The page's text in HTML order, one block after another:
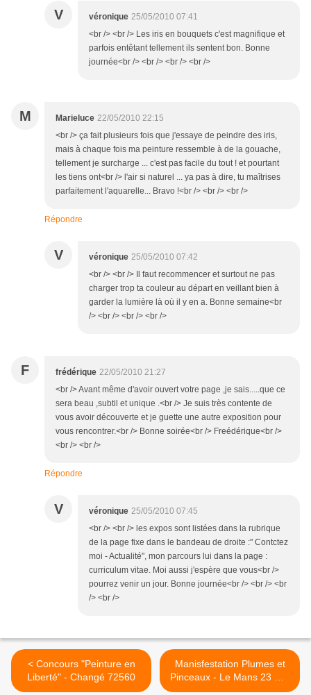
V véronique 25/05/2010 07:41
<br /> <br /> Les iris en bouquets c'est magnifique et
parfois entêtant tellement ils sentent bon. Bonne
journée<br /> <br /> <br /> <br />
M Marieluce 22/05/2010 22:15
<br /> ça fait plusieurs fois que j'essaye de peindre des iris,
mais à chaque fois ma peinture ressemble à de la gouache,
tellement je surcharge ... c'est pas facile du tout ! et pourtant
les tiens ont<br /> l'air si naturel ... ya pas à dire, tu maîtrises
parfaitement l'aquarelle... Bravo !<br /> <br /> <br />
Répondre
V véronique 25/05/2010 07:42
<br /> <br /> Il faut recommencer et surtout ne pas
charger trop ta couleur au départ en veillant bien à
garder la lumière là où il y en a. Bonne semaine<br
/> <br /> <br /> <br />
F frédérique 22/05/2010 21:27
<br /> Avant même d'avoir ouvert votre page ,je sais.....que ce
sera beau ,subtil et unique .<br /> Je suis très contente de
vous avoir découverte et je guette une autre exposition pour
vous rencontrer.<br /> Bonne soirée<br /> Freédérique<br />
<br /> <br />
Répondre
V véronique 25/05/2010 07:45
<br /> <br /> les expos sont listées dans la rubrique
de la page fixe dans le bandeau de droite :" Contctez
moi - Actualité", mon parcours lui dans la page :
curriculum vitae. Moi aussi j'espère que vous<br />
pourrez venir un jour. Bonne journée<br /> <br /> <br
/> <br />
< Concours "Peinture en
Liberté" - Changé 72560
Manisfestation Plumes et
Pinceaux - Le Mans 23 mai
2010 >